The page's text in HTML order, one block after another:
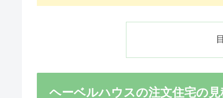
ヘーベルハウスの注文住宅の